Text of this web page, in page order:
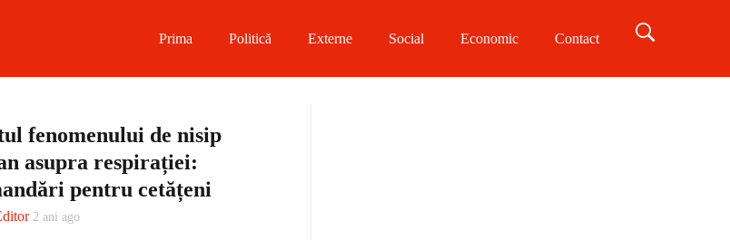
Prima Politică Externe Social Economic Contact
fenomenului de nisip
asupra respirației:
pentru cetățeni
2 ani ago